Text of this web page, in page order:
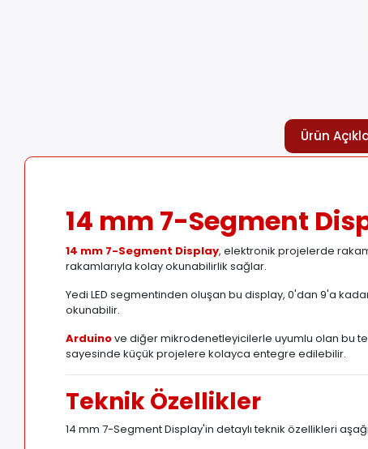
Ürün
14 mm 7-Segment
14 mm 7-Segment Display, elektronik projelerde
rakamlarıyla kolay okunabilirlik sağlar.
Yedi LED segmentinden oluşan bu display, 0'dan 9'a
okunabilir.
Arduinove diğer mikrodenetleyicilerle uyumlu olan bu
sayesinde küçük projelere kolayca entegre edilebilir.
Teknik Özellikler
14 mm 7-Segment Display'in detaylı teknik özellikleri